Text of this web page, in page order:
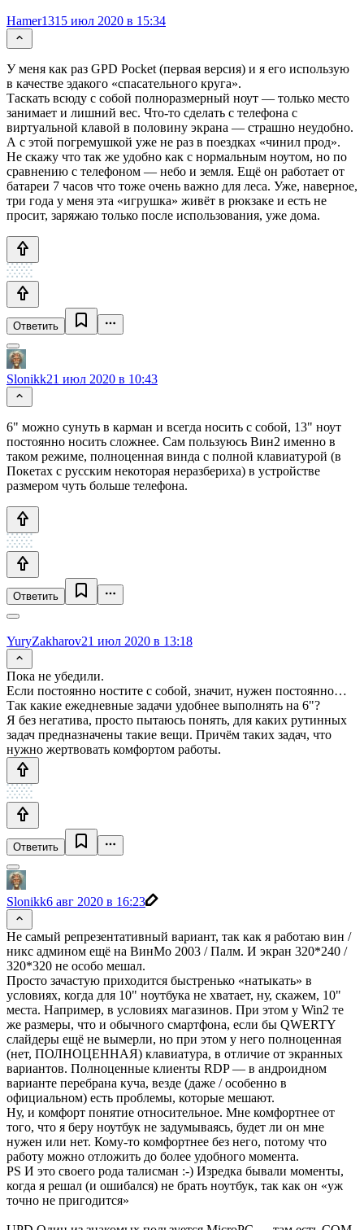
Hamer1315 июл 2020 в 15:34
У меня как раз GPD Pocket (первая версия) и я его использую
в качестве эдакого «спасательного круга».
Таскать всюду с собой полноразмерный ноут — только место
занимает и лишний вес. Что-то сделать с телефона с
виртуальной клавой в половину экрана — страшно неудобно.
А с этой погремушкой уже не раз в поездках «чинил прод».
Не скажу что так же удобно как с нормальным ноутом, но по
сравнению с телефоном — небо и земля. Ещё он работает от
батареи 7 часов что тоже очень важно для леса. Уже, наверное,
три года у меня эта «игрушка» живёт в рюкзаке и есть не
просит, заряжаю только после использования, уже дома.
Ответить
Slonikk21 июл 2020 в 10:43
6" можно сунуть в карман и всегда носить с собой, 13" ноут
постоянно носить сложнее. Сам пользуюсь Вин2 именно в
таком режиме, полноценная винда с полной клавиатурой (в
Покетах с русским некоторая неразбериха) в устройстве
размером чуть больше телефона.
Ответить
YuryZakharov21 июл 2020 в 13:18
Пока не убедили.
Если постоянно ностите с собой, значит, нужен постоянно…
Так какие ежедневные задачи удобнее выполнять на 6"?
Я без негатива, просто пытаюсь понять, для каких рутинных
задач предназначены такие вещи. Причём таких задач, что
нужно жертвовать комфортом работы.
Ответить
Slonikk6 авг 2020 в 16:23
Не самый репрезентативный вариант, так как я работаю вин /
никс админом ещё на ВинМо 2003 / Палм. И экран 320*240 /
320*320 не особо мешал.
Просто зачастую приходится быстренько «натыкать» в
условиях, когда для 10" ноутбука не хватает, ну, скажем, 10"
места. Например, в условиях магазинов. При этом у Win2 те
же размеры, что и обычного смартфона, если бы QWERTY
слайдеры ещё не вымерли, но при этом у него полноценная
(нет, ПОЛНОЦЕННАЯ) клавиатура, в отличие от экранных
вариантов. Полноценные клиенты RDP — в андроидном
варианте перебрана куча, везде (даже / особенно в
официальном) есть проблемы, которые мешают.
Ну, и комфорт понятие относительное. Мне комфортнее от
того, что я беру ноутбук не задумываясь, будет ли он мне
нужен или нет. Кому-то комфортнее без него, потому что
работу можно отложить до более удобного момента.
PS И это своего рода талисман :-) Изредка бывали моменты,
когда я решал (и ошибался) не брать ноутбук, так как он «уж
точно не пригодится»